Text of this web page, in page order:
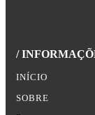
/
INÍCIO
SOBRE